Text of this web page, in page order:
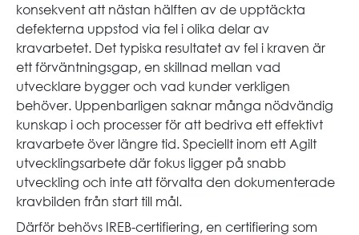
konsekvent att nästan hälften av de upptäckta
defekterna uppstod via fel i olika delar av
kravarbetet. Det typiska resultatet av fel i kraven är
ett förväntningsgap, en skillnad mellan vad
utvecklare bygger och vad kunder verkligen
behöver. Uppenbarligen saknar många nödvändig
kunskap i och processer för att bedriva ett effektivt
kravarbete över längre tid. Speciellt inom ett Agilt
utvecklingsarbete där fokus ligger på snabb
utveckling och inte att förvalta den dokumenterade
kravbilden från start till mål.
Därför behövs IREB-certifiering, en certifiering som